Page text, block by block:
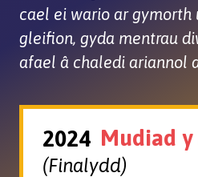
cael ei wario ar gymorth
gleifion, gyda mentrau
afael â chaledi ariannol
2024 Mudiad
(Finalydd)